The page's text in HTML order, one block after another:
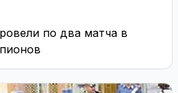
по два матча в